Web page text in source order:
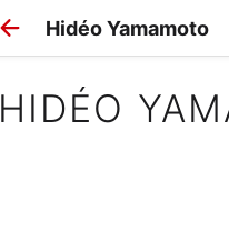
Hidéo Yamamoto
HIDÉO